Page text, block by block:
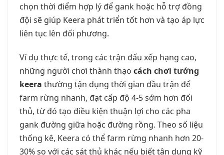
chọn thời điểm hợp lý để gank hoặc hỗ trợ đồng
đội sẽ giúp Keera phát triển tốt hơn và tạo áp lực
liên tục lên đối phương.
Ví dụ thực tế, trong các trận đấu xếp hạng cao,
những người chơi thành thạo cách chơi tướng
keera thường tận dụng thời gian đầu trận để
farm rừng nhanh, đạt cấp độ 4-5 sớm hơn đối
thủ, từ đó tạo điều kiện thuận lợi cho các pha
gank đường giữa hoặc đường rồng. Theo số liệu
thống kê, Keera có thể farm rừng nhanh hơn 20-
30% so với các sát thủ khác nếu biết tận dụng kỹ